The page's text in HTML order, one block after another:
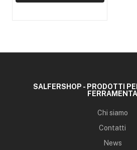
SALFERSHOP - PRODOTTI
FERRAMENTA
Chi siamo
Contatti
News